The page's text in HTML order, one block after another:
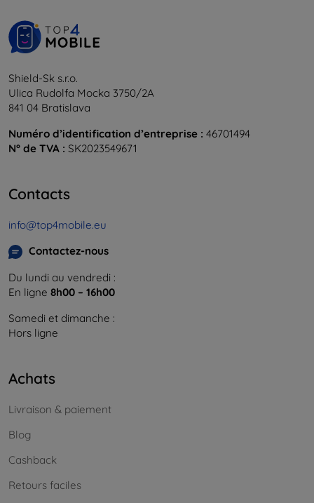
Shield-Sk s.r.o.
Ulica Rudolfa Mocka 3750/2A
841 04 Bratislava
Numéro d’identification d’entreprise : 46701494
N° de TVA : SK2023549671
Contacts
info@top4mobile.eu
Contactez-nous
Du lundi au vendredi :
En ligne 8h00 – 16h00
Samedi et dimanche :
Hors ligne
Achats
Livraison & paiement
Blog
Cashback
Retours faciles